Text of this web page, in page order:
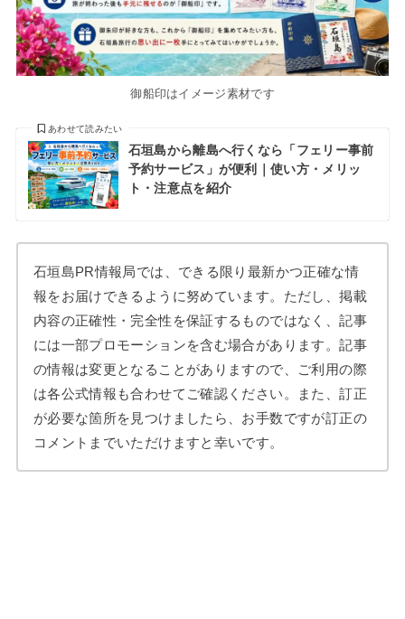
御船印はイメージ素材です
石垣島から離島へ行くなら「フェリー事前
予約サービス」が便利｜使い方・メリッ
ト・注意点を紹介
あわせて読みたい
石垣島PR情報局では、できる限り最新かつ正確な情
報をお届けできるように努めています。ただし、掲載
内容の正確性・完全性を保証するものではなく、記事
には一部プロモーションを含む場合があります。記事
の情報は変更となることがありますので、ご利用の際
は各公式情報も合わせてご確認ください。また、訂正
が必要な箇所を見つけましたら、お手数ですが訂正の
コメントまでいただけますと幸いです。